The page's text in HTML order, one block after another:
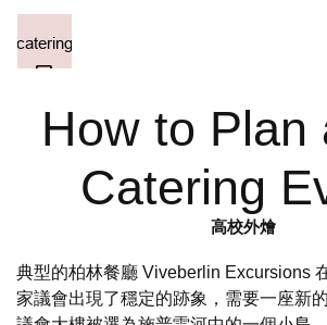
How to Plan
Catering
高校外燴
典型的柏林餐廳 Viveberlin Excursions
家議會出現了穩定的跡象，需要一座新